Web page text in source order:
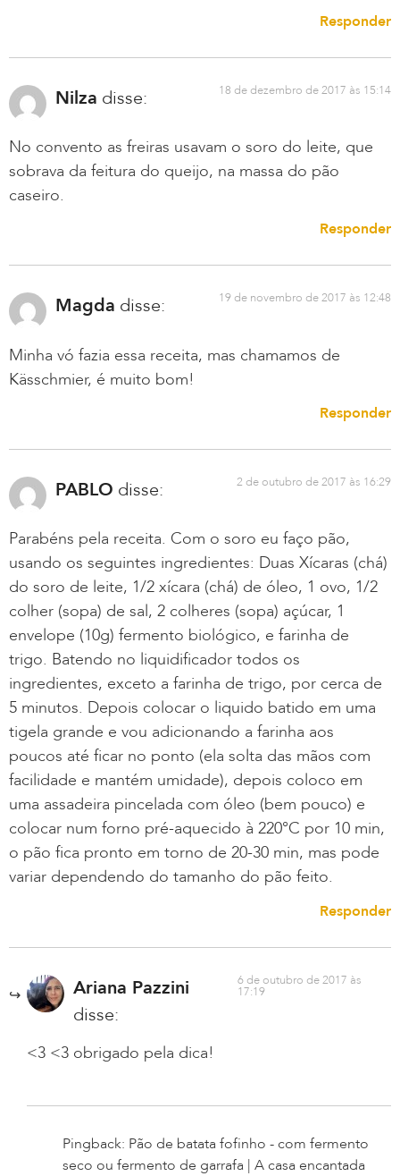
Responder
Nilza disse: 18 de dezembro de 2017 às 15:14
No convento as freiras usavam o soro do leite, que
sobrava da feitura do queijo, na massa do pão
caseiro.
Responder
Magda disse: 19 de novembro de 2017 às 12:48
Minha vó fazia essa receita, mas chamamos de
Kässchmier, é muito bom!
Responder
PABLO disse: 2 de outubro de 2017 às 16:29
Parabéns pela receita. Com o soro eu faço pão,
usando os seguintes ingredientes: Duas Xícaras (chá)
do soro de leite, 1/2 xícara (chá) de óleo, 1 ovo, 1/2
colher (sopa) de sal, 2 colheres (sopa) açúcar, 1
envelope (10g) fermento biológico, e farinha de
trigo. Batendo no liquidificador todos os
ingredientes, exceto a farinha de trigo, por cerca de
5 minutos. Depois colocar o liquido batido em uma
tigela grande e vou adicionando a farinha aos
poucos até ficar no ponto (ela solta das mãos com
facilidade e mantém umidade), depois coloco em
uma assadeira pincelada com óleo (bem pouco) e
colocar num forno pré-aquecido à 220°C por 10 min,
o pão fica pronto em torno de 20-30 min, mas pode
variar dependendo do tamanho do pão feito.
Responder
Ariana Pazzini
disse:
6 de outubro de 2017 às
17:19
<3 <3 obrigado pela dica!
Pingback: Pão de batata fofinho - com fermento
seco ou fermento de garrafa | A casa encantada